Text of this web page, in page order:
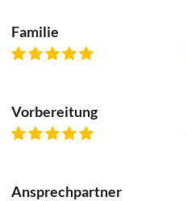
Familie
Vorbereitung
Ansprechpartner